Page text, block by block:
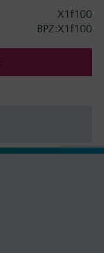
X1f100
BPZ:X1f100